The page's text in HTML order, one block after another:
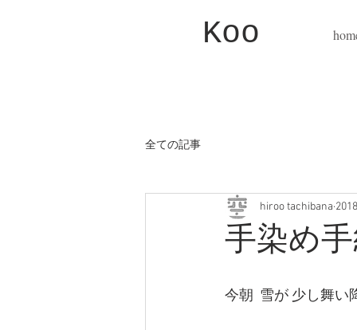
Koo
全ての記事
手染め
hiroo tachibana
今朝  雪が 少し舞い